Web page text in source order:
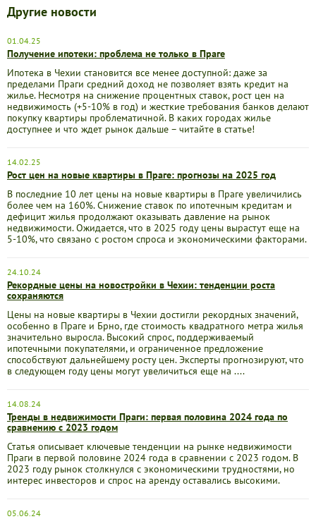
Другие новости
01.04.25
Получение ипотеки: проблема не только в Праге
Ипотека в Чехии становится все менее доступной: даже за
пределами Праги средний доход не позволяет взять кредит на
жилье. Несмотря на снижение процентных ставок, рост цен на
недвижимость (+5-10% в год) и жесткие требования банков делают
покупку квартиры проблематичной. В каких городах жилье
доступнее и что ждет рынок дальше – читайте в статье!
14.02.25
Рост цен на новые квартиры в Праге: прогнозы на 2025 год
В последние 10 лет цены на новые квартиры в Праге увеличились
более чем на 160%. Снижение ставок по ипотечным кредитам и
дефицит жилья продолжают оказывать давление на рынок
недвижимости. Ожидается, что в 2025 году цены вырастут еще на
5-10%, что связано с ростом спроса и экономическими факторами.
24.10.24
Рекордные цены на новостройки в Чехии: тенденции роста
сохраняются
Цены на новые квартиры в Чехии достигли рекордных значений,
особенно в Праге и Брно, где стоимость квадратного метра жилья
значительно выросла. Высокий спрос, поддерживаемый
ипотечными покупателями, и ограниченное предложение
способствуют дальнейшему росту цен. Эксперты прогнозируют, что
в следующем году цены могут увеличиться еще на ....
14.08.24
Тренды в недвижимости Праги: первая половина 2024 года по
сравнению с 2023 годом
Статья описывает ключевые тенденции на рынке недвижимости
Праги в первой половине 2024 года в сравнении с 2023 годом. В
2023 году рынок столкнулся с экономическими трудностями, но
интерес инвесторов и спрос на аренду оставались высокими.
05.06.24